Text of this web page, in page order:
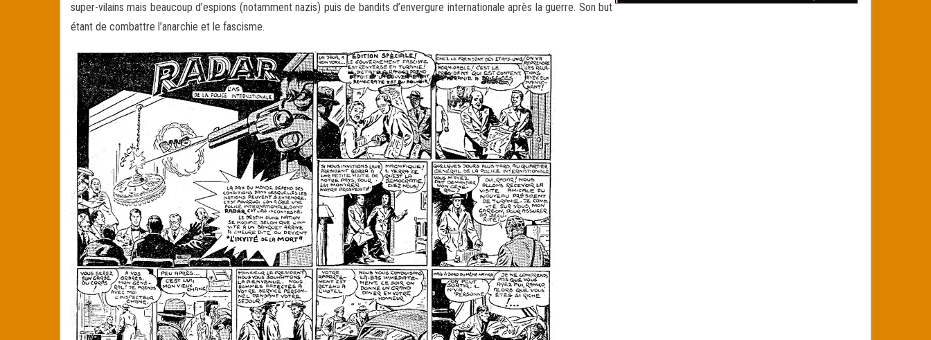
super-vilains mais beaucoup d’espions (notamment nazis) puis de bandits d’envergure internationale après la guerre. Son but
étant de combattre l’anarchie et le fascisme.